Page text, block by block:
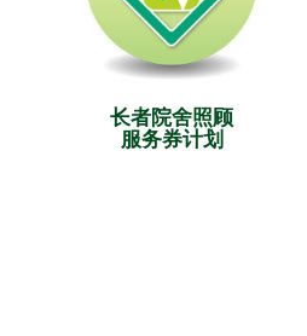
长者院舍照顾
服务券计划